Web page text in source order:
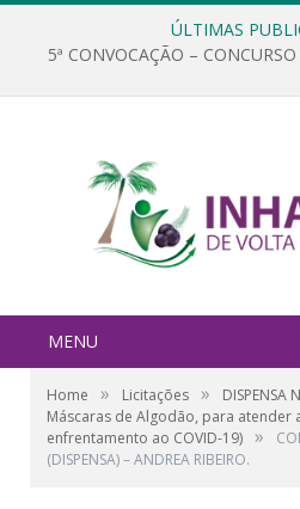
ÚLTIMAS
5ª CONVOCAÇÃO –
MENU
Home » Licitações »
DISPENSA
Máscaras de Algodão, para atender
enfrentamento ao COVID-19) »
(DISPENSA) – ANDREA RIBEIRO.